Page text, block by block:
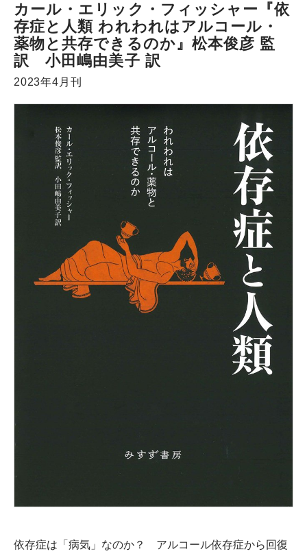
カール・エリック・フィッシャー『依
存症と人類 われわれはアルコール・
薬物と共存できるのか』松本俊彦 監
訳 小田嶋由美子 訳
2023年4月刊
依存症は「病気」なのか？ アルコール依存症から回復